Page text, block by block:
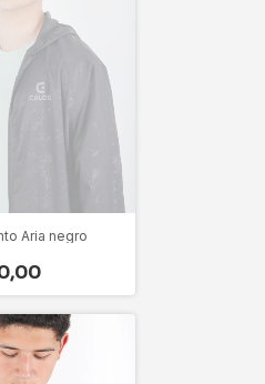
Aria negro